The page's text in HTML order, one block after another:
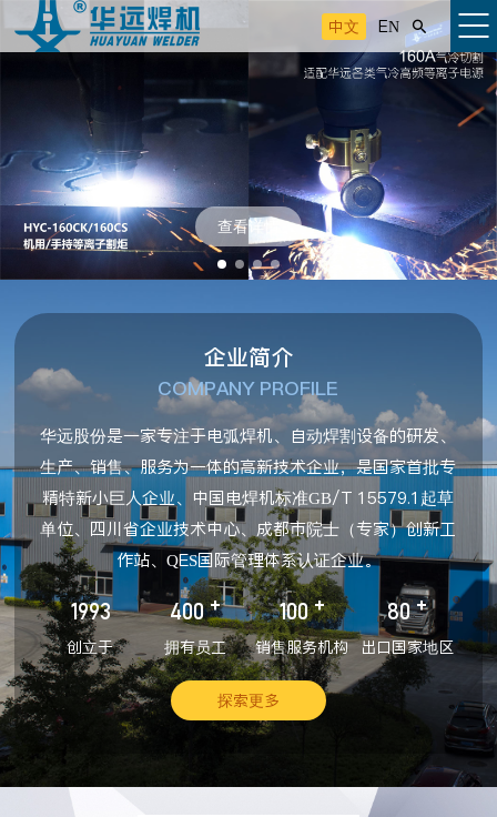
中文 EN 
查看详情
企业简介
COMPANY PROFILE
华远股份是一家专注于电弧焊机、自动焊割设备的研发、
生产、销售、服务为一体的高新技术企业，是国家首批专
精特新小巨人企业、中国电焊机标准GB/T 15579.1起草
单位、四川省企业技术中心、成都市院士（专家）创新工
作站、QES国际管理体系认证企业。
1993
创立于
400 +
拥有员工
100 +
销售服务机构
80 +
出口国家地区
探索更多